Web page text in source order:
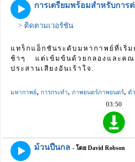
การเตรียมพร้อมสำหรับการ
> ติดตามเวอร์ชัน
แทร็กแอ็กชันระดับมหากาพย์ที่เริ่ม
ช้าๆ แต่เข้มข้นด้วยกลองและคณ
ประสานเสียงอันเร้าใจ.
มหากาพย์, การกระทำ, ภาพยนตร์ภาพยนตร์, ตั
03:50
ม้วนปืนกล - โดย David Robson